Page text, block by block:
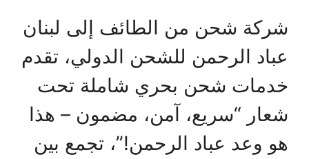
شركة شحن من الطائف إلى لبنان
عباد الرحمن للشحن الدولي، تقدم
خدمات شحن بحري شاملة تحت
شعار “سريع، آمن، مضمون – هذا
هو وعد عباد الرحمن!”، تجمع بين